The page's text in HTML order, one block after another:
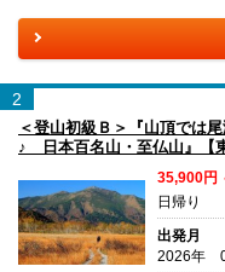
2
＜登山初級Ｂ＞『山頂では
♪ 日本百名山・至仏山』【
35,900円
日帰り
出発月
2026年